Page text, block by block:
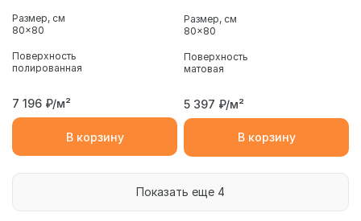
Размер, см
80x80
Поверхность
полированная
7 196 ₽/м²
В корзину
Размер, см
80x80
Поверхность
матовая
5 397 ₽/м²
В корзину
Показать еще 4